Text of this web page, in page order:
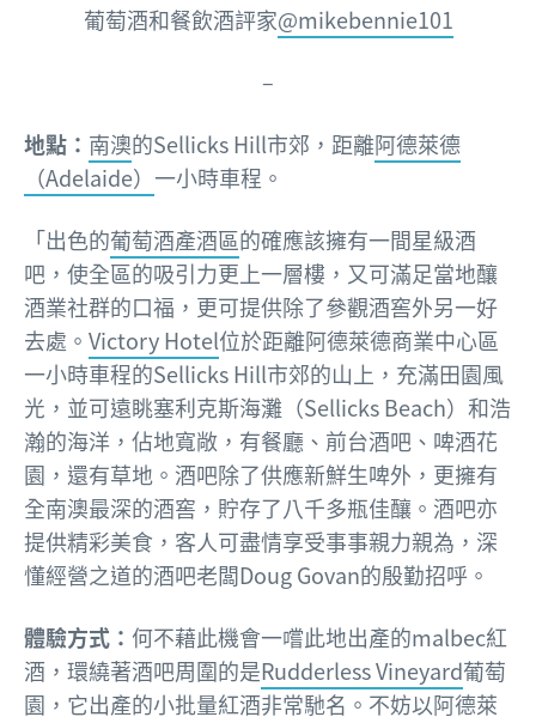
葡萄酒和餐飲酒評家@mikebennie101
–
地點： 南澳的Sellicks Hill市郊，距離阿德萊德
（Adelaide） 一小時車程。
「出色的葡萄酒產酒區的確應該擁有一間星級酒
吧，使全區的吸引力更上一層樓，又可滿足當地釀
酒業社群的口福，更可提供除了參觀酒窖外另一好
去處。 Victory Hotel位於距離阿德萊德商業中心區
一小時車程的Sellicks Hill市郊的山上，充滿田園風
光，並可遠眺塞利克斯海灘（Sellicks Beach）和浩
瀚的海洋，佔地寬敞，有餐廳、前台酒吧、啤酒花
園，還有草地。酒吧除了供應新鮮生啤外，更擁有
全南澳最深的酒窖，貯存了八千多瓶佳釀。酒吧亦
提供精彩美食，客人可盡情享受事事親力親為，深
懂經營之道的酒吧老闆Doug Govan的殷勤招呼。
體驗方式： 何不藉此機會一嚐此地出產的malbec紅
酒，環繞著酒吧周圍的是Rudderless Vineyard葡萄
園，它出產的小批量紅酒非常馳名。不妨以阿德萊